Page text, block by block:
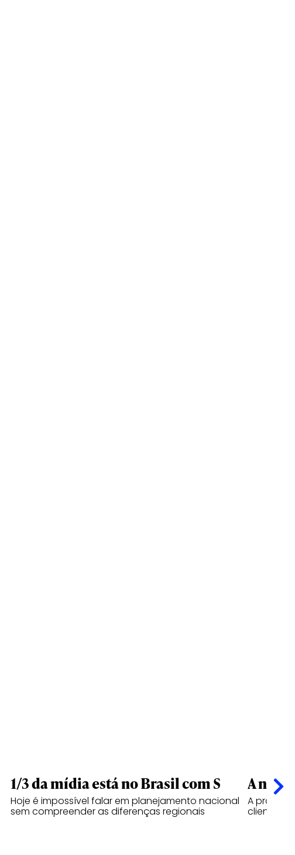
1/3 da mídia está no Brasil com S
Hoje é impossível falar em planejamento nacional
sem compreender as diferenças regionais
A
A
clientes,